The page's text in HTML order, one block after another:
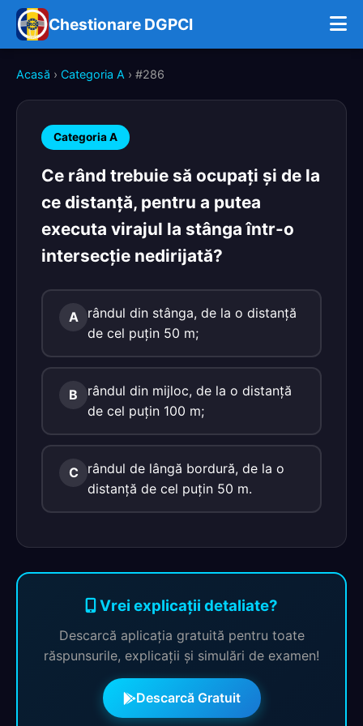
Chestionare DGPCI
Acasă › Categoria A › #286
Categoria A
Ce rând trebuie să ocupaţi şi de la
ce distanţă, pentru a putea
executa virajul la stânga într-o
intersecţie nedirijată?
A
rândul din stânga, de la o distanţă
de cel puţin 50 m;
B
rândul din mijloc, de la o distanţă
de cel puţin 100 m;
C
rândul de lângă bordură, de la o
distanţă de cel puţin 50 m.
Vrei explicații detaliate?
Descarcă aplicația gratuită pentru toate
răspunsurile, explicații și simulări de examen!
Descarcă Gratuit